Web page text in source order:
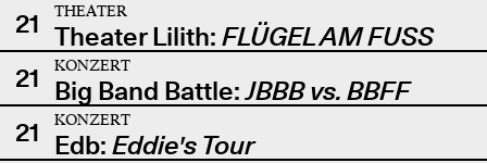
21
THEATER
Theater Lilith: FLÜGEL AM FUSS
21
KONZERT
Big Band Battle:JBBB vs. BBFF
21
KONZERT
Edb: Eddie's Tour